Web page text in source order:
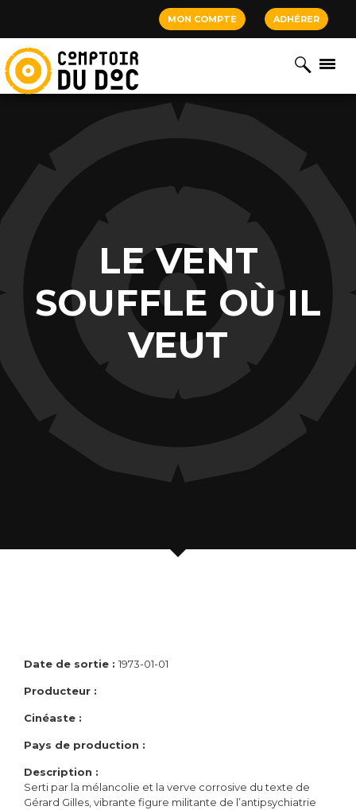
MON COMPTE ADHÉRER
LE VENT
SOUFFLE OÙ IL
VEUT
Date de sortie : 1973-01-01
Producteur :
Cinéaste :
Pays de production :
Description :
Serti par la mélancolie et la verve corrosive du texte de
Gérard Gilles, vibrante figure militante de l’antipsychiatrie
Cookies management panel